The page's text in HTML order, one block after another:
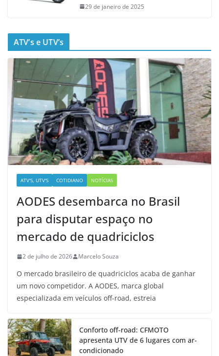
29 de janeiro de 2025
ATV’s e UTV’s
ATV'S, UTV'S COTIDIANO NOTÍCIAS
AODES desembarca no Brasil
para disputar espaço no
mercado de quadriciclos
2 de julho de 2026 Marcelo Souza
O mercado brasileiro de quadriciclos acaba de ganhar
um novo competidor. A AODES, marca global
especializada em veículos off-road, estreia
Conforto off-road: CFMOTO
apresenta UTV de 6 lugares com ar-
condicionado